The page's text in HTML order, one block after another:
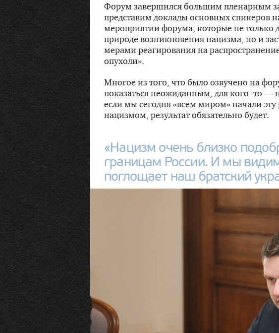
Форум завершился большим пленарным
представим доклады основных спикеров
мероприятии форума, которые не только
природе возникновения нацизма, но и
мерами реагирования на
опухоли».
Многое из того, что было озвучено на
показаться неожиданным, для кого–то
если мы сегодня «всем миром» начали эту
нацизмом, результат обязательно будет.
«Нацизм очень близко
границам России. И мы
поглощает наш братский